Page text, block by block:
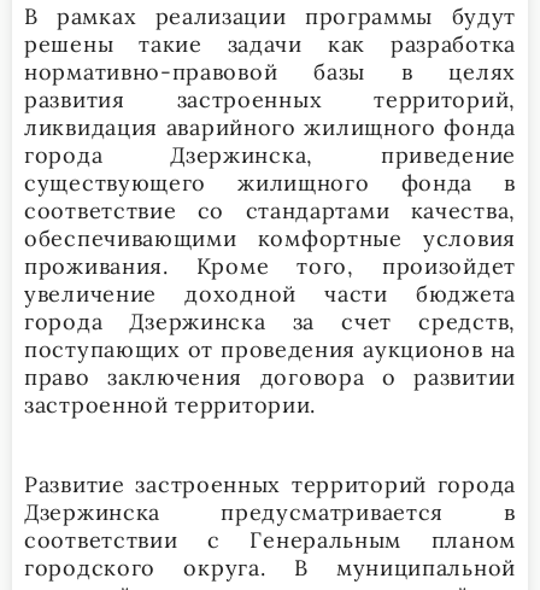
В рамках реализации программы будут
решены такие задачи как разработка
нормативно-правовой базы в целях
развития застроенных территорий,
ликвидация аварийного жилищного фонда
города Дзержинска, приведение
существующего жилищного фонда в
соответствие со стандартами качества,
обеспечивающими комфортные условия
проживания. Кроме того, произойдет
увеличение доходной части бюджета
города Дзержинска за счет средств,
поступающих от проведения аукционов на
право заключения договора о развитии
застроенной территории.
Развитие застроенных территорий города
Дзержинска предусматривается в
соответствии с Генеральным планом
городского округа. В муниципальной